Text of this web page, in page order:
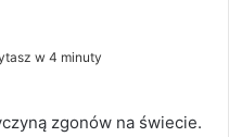
w 4 minuty
zgonów na świecie.